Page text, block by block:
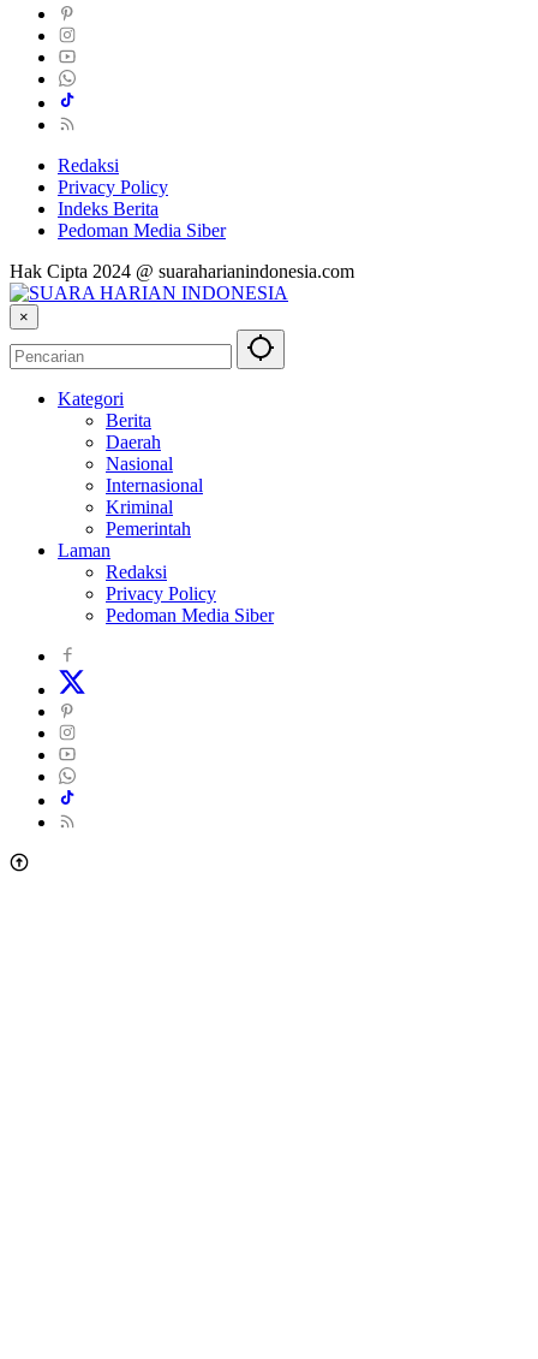
Redaksi
Privacy Policy
Indeks Berita
Pedoman Media Siber
Hak Cipta 2024 @ suaraharianindonesia.com
×
Kategori
Berita
Daerah
Nasional
Internasional
Kriminal
Pemerintah
Laman
Redaksi
Privacy Policy
Pedoman Media Siber